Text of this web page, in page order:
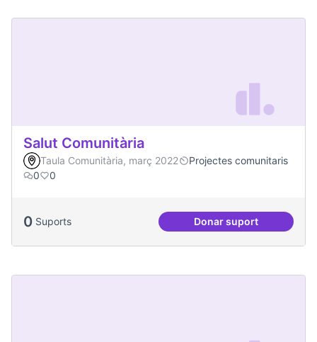
Salut Comunitària
Taula Comunitària, març 2022
Projectes comunitaris
0
0
0 Suports Donar suportSalut Comunitària